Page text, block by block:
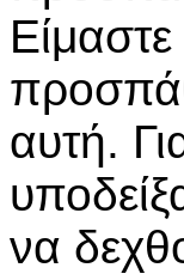
αυτή.
να